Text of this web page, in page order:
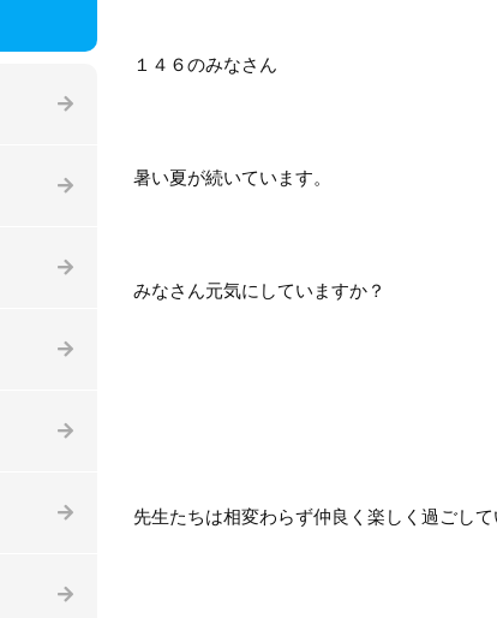
１４６のみなさん
暑い夏が続いています。
みなさん元気にしていますか？
先生たちは相変わらず仲良く楽しく過ごして